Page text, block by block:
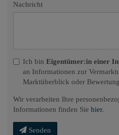
Nachricht
Ich bin Eigentümer:in einer
an Informationen zur
Marktüberblick oder
Wir verarbeiten Ihre
Informationen finden Sie hier.
Senden